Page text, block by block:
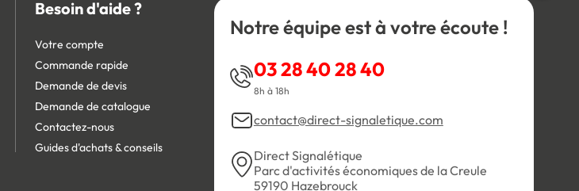
Besoin d'aide ?
Votre compte
Commande rapide
Demande de devis
Demande de catalogue
Contactez-nous
Guides d'achats & conseils
Notre équipe est à votre écoute !
03 28 40 28 40
8h à 18h
contact@direct-signaletique.com
Direct Signalétique
Parc d'activités économiques de la Creule
59190 Hazebrouck